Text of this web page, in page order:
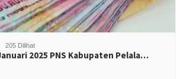
205 Dilihat
2025 PNS Kabupaten Pelala…